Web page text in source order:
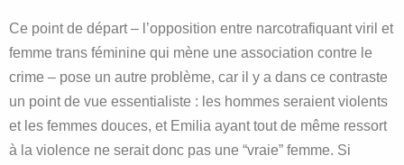
Ce point de départ – l’opposition entre narcotrafiquant viril et
femme trans féminine qui mène une association contre le
crime – pose un autre problème, car il y a dans ce contraste
un point de vue essentialiste : les hommes seraient violents
et les femmes douces, et Emilia ayant tout de même ressort
à la violence ne serait donc pas une “vraie” femme. Si